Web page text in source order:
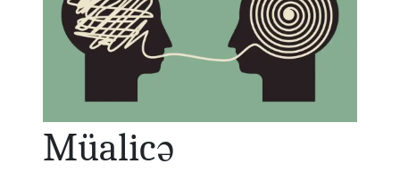
Müalicə